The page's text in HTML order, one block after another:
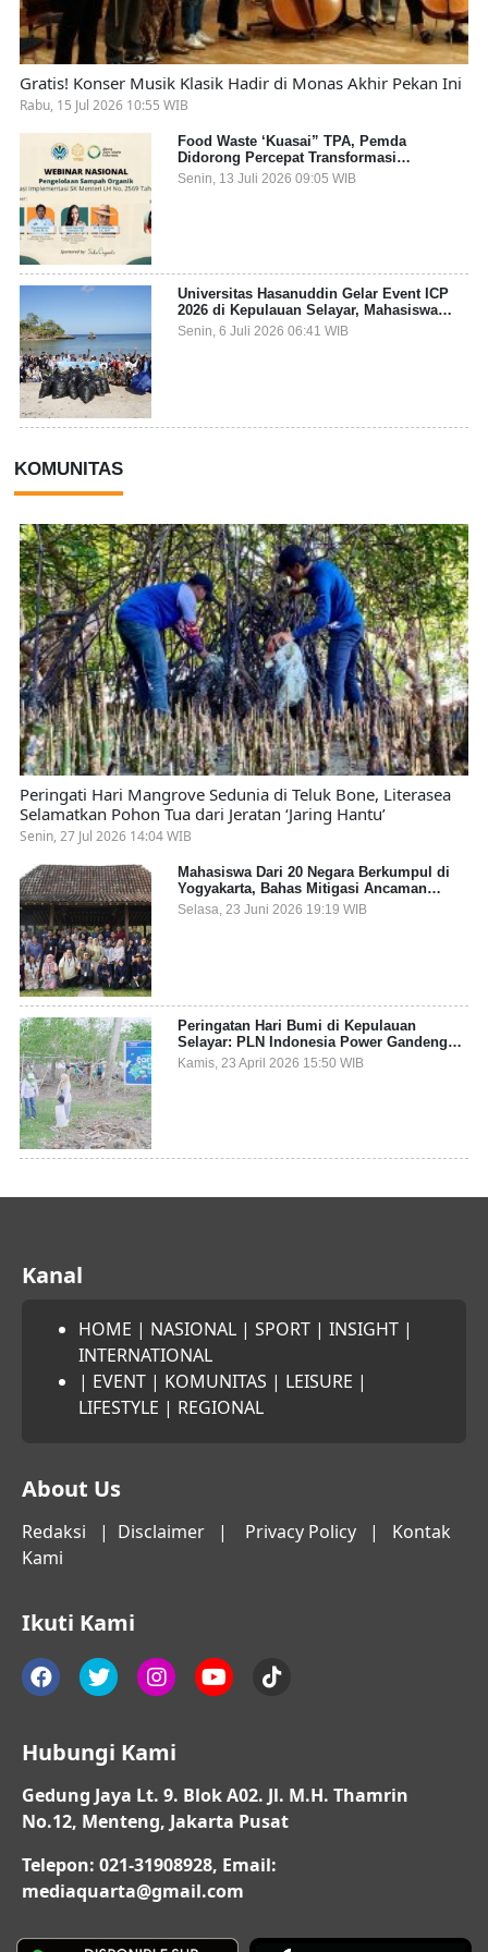
Gratis! Konser Musik Klasik Hadir di Monas Akhir Pekan Ini
Rabu, 15 Jul 2026 10:55 WIB
Food Waste ‘Kuasai” TPA, Pemda
Didorong Percepat Transformasi
Pengelolaan Sampah Organik dari Sumber
Senin, 13 Juli 2026 09:05 WIB
Universitas Hasanuddin Gelar Event ICP
2026 di Kepulauan Selayar, Mahasiswa
dari 27 Negara Jadi Partisipan
Senin, 6 Juli 2026 06:41 WIB
KOMUNITAS
Peringati Hari Mangrove Sedunia di Teluk Bone, Literasea
Selamatkan Pohon Tua dari Jeratan ‘Jaring Hantu’
Senin, 27 Jul 2026 14:04 WIB
Mahasiswa Dari 20 Negara Berkumpul di
Yogyakarta, Bahas Mitigasi Ancaman
Kesehatan Global
Selasa, 23 Juni 2026 19:19 WIB
Peringatan Hari Bumi di Kepulauan
Selayar: PLN Indonesia Power Gandeng
Pemda dan Komunitas, Giatkan Restorasi
Mangrove
Kamis, 23 April 2026 15:50 WIB
Kanal
HOME | NASIONAL | SPORT | INSIGHT |
INTERNATIONAL
| EVENT | KOMUNITAS | LEISURE |
LIFESTYLE | REGIONAL
About Us
Redaksi | Disclaimer | Privacy Policy | Kontak
Kami
Ikuti Kami
Hubungi Kami
Gedung Jaya Lt. 9. Blok A02. Jl. M.H. Thamrin
No.12, Menteng, Jakarta Pusat
Telepon: 021-31908928, Email:
mediaquarta@gmail.com